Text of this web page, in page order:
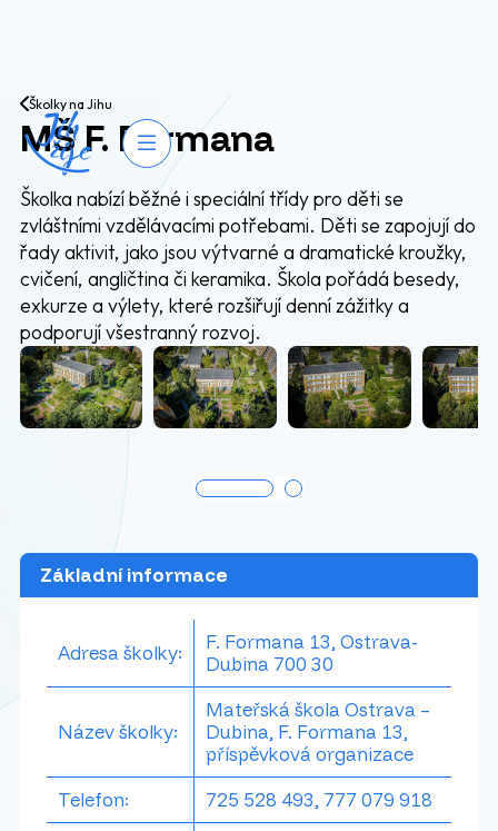
Přejít na obsah
Otevřít navigaci
Školky na Jihu
MŠ F. Formana
Školka nabízí běžné i speciální třídy pro děti se
zvláštními vzdělávacími potřebami. Děti se zapojují do
řady aktivit, jako jsou výtvarné a dramatické kroužky,
cvičení, angličtina či keramika. Škola pořádá besedy,
exkurze a výlety, které rozšiřují denní zážitky a
podporují všestranný rozvoj.
Základní informace
Adresa školky:
F. Formana 13, Ostrava-
Dubina 700 30
Název školky:
Mateřská škola Ostrava –
Dubina, F. Formana 13,
příspěvková organizace
Telefon:
725 528 493, 777 079 918